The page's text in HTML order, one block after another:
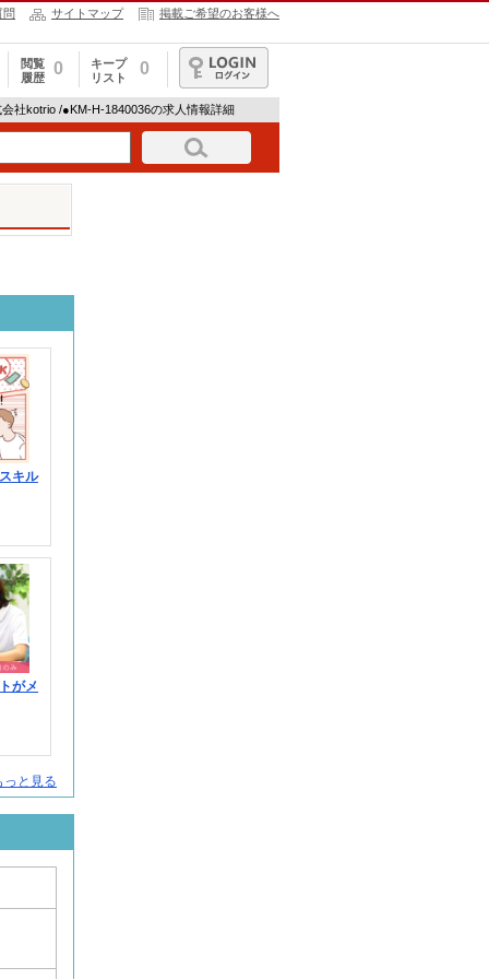
問 サイトマップ 掲載ご希望のお客様へ
閲覧
履歴
0
キープ
リスト
0
ログイン
社kotrio /●KM-H-1840036の求人情報詳細
キル
がメ
と見る